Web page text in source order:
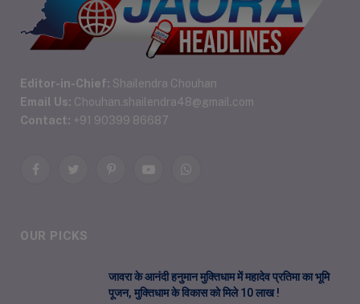
Editor-in-Chief: Shailendra Chouhan
Email Us: Chouhan.shailendra48@gmail.com
Contact: +91 90399 86687
FacebookTwitterPinterestYouTubeWhatsApp
OUR PICKS
जावरा के आनंदी हनुमान मुक्तिधाम में महादेव प्रतिमा का भूमि
पूजन, मुक्तिधाम के विकास को मिले 10 लाख !